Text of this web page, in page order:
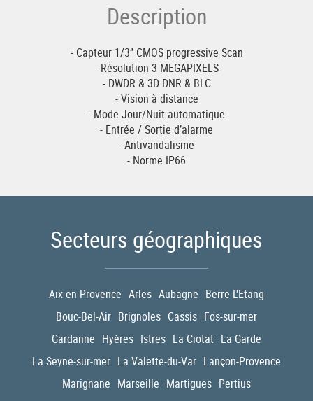
Description
- Capteur 1/3’’ CMOS progressive Scan
- Résolution 3 MEGAPIXELS
- DWDR & 3D DNR & BLC
- Vision à distance
- Mode Jour/Nuit automatique
- Entrée / Sortie d’alarme
- Antivandalisme
- Norme IP66
Secteurs géographiques
Aix-en-Provence Arles Aubagne Berre-L'Etang
Bouc-Bel-Air Brignoles Cassis Fos-sur-mer
Gardanne Hyères Istres La Ciotat La Garde
La Seyne-sur-mer La Valette-du-Var Lançon-Provence
Marignane Marseille Martigues Pertius